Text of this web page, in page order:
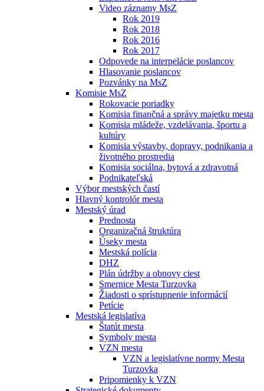
Video záznamy MsZ
Rok 2019
Rok 2018
Rok 2016
Rok 2017
Odpovede na interpelácie poslancov
Hlasovanie poslancov
Pozvánky na MsZ
Komisie MsZ
Rokovacie poriadky
Komisia finančná a správy majetku mesta
Komisia mládeže, vzdelávania, športu a
kultúry
Komisia výstavby, dopravy, podnikania a
životného prostredia
Komisia sociálna, bytová a zdravotná
Podnikateľská
Výbor mestských častí
Hlavný kontrolór mesta
Mestský úrad
Prednosta
Organizačná štruktúra
Úseky mesta
Mestská polícia
DHZ
Plán údržby a obnovy ciest
Smernice Mesta Turzovka
Žiadosti o sprístupnenie informácií
Petície
Mestská legislatíva
Štatút mesta
Symboly mesta
VZN mesta
VZN a legislatívne normy Mesta
Turzovka
Pripomienky k VZN